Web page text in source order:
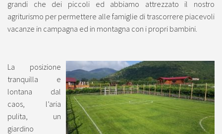
grandi che dei piccoli ed abbiamo attrezzato il nostro
agriturismo per permettere alle famiglie di trascorrere piacevoli
vacanze in campagna ed in montagna con i propri bambini.
La posizione
tranquilla e
lontana dal
caos, l’aria
pulita, un
giardino